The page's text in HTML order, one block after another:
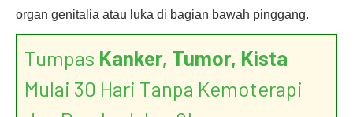
organ genitalia atau luka di bagian bawah pinggang.
Tumpas Kanker, Tumor, Kista
Mulai 30 Hari Tanpa Kemoterapi